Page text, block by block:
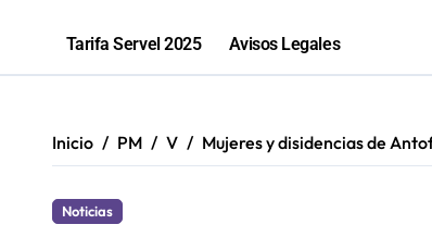
Sence abre cerca de mil
Tarifa Servel 2025 Avisos Legales
Inicio PM V Mujeres y disidencias de
Noticias